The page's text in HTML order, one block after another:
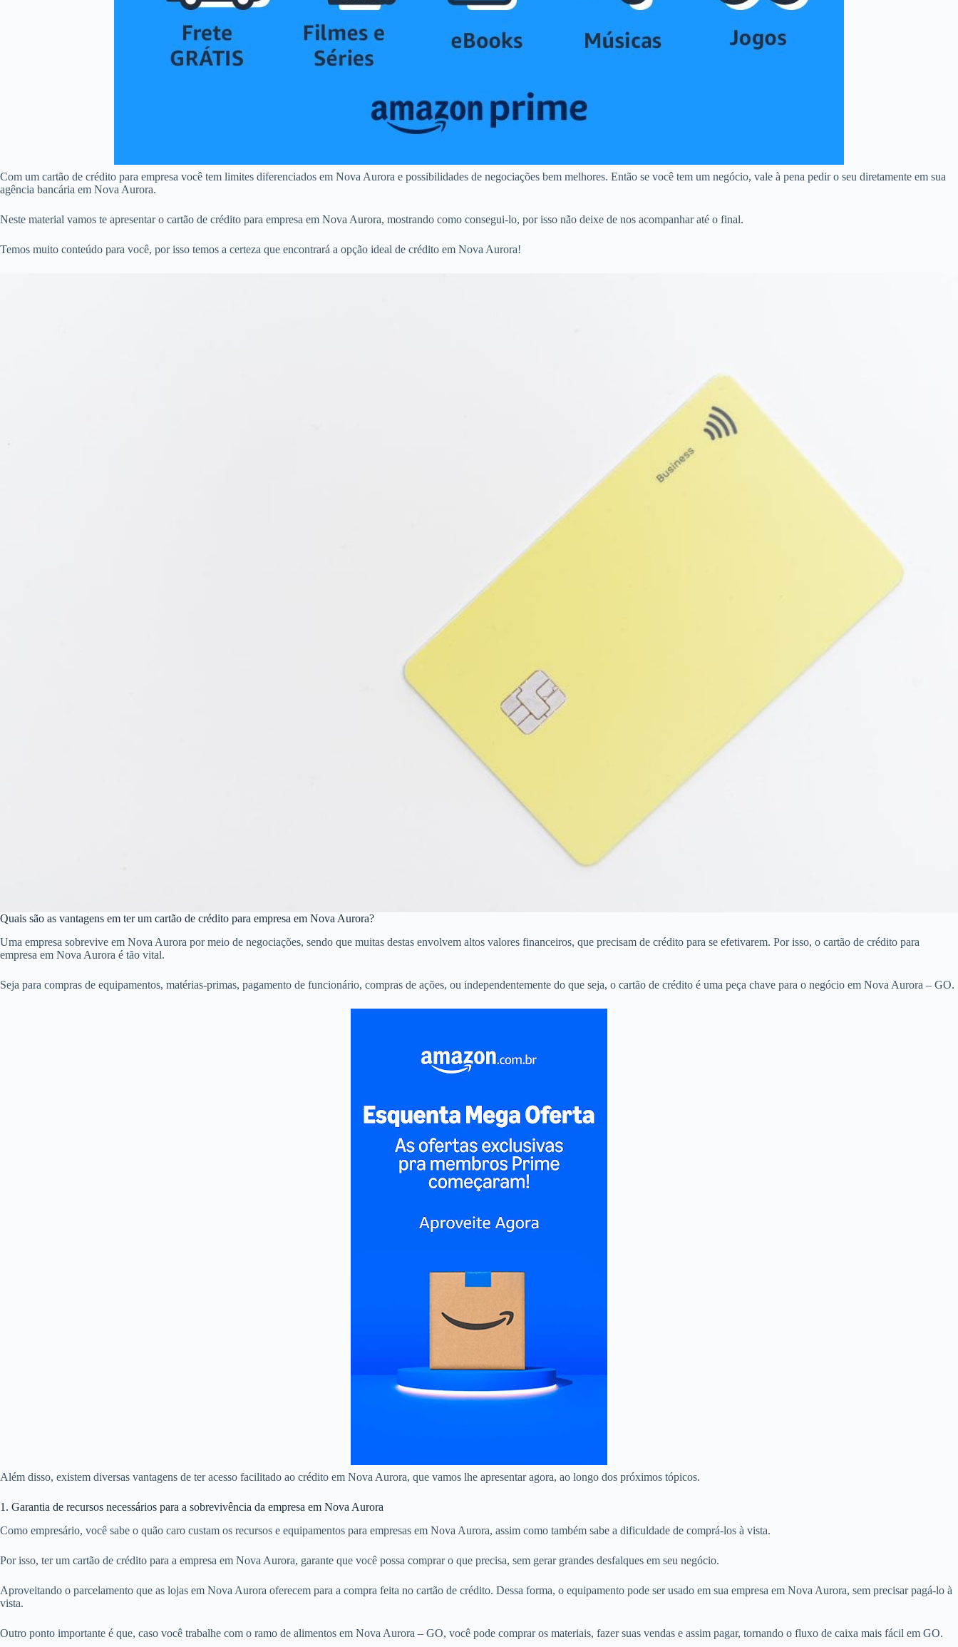
Com um cartão de crédito para empresa você tem limites diferenciados em Nova Aurora e possibilidades de negociações bem melhores. Então se você tem um negócio, vale à pena pedir o seu diretamente em sua
agência bancária em Nova Aurora.
Neste material vamos te apresentar o cartão de crédito para empresa em Nova Aurora, mostrando como consegui-lo, por isso não deixe de nos acompanhar até o final.
Temos muito conteúdo para você, por isso temos a certeza que encontrará a opção ideal de crédito em Nova Aurora!
Quais são as vantagens em ter um cartão de crédito para empresa em Nova Aurora?
Uma empresa sobrevive em Nova Aurora por meio de negociações, sendo que muitas destas envolvem altos valores financeiros, que precisam de crédito para se efetivarem. Por isso, o cartão de crédito para
empresa em Nova Aurora é tão vital.
Seja para compras de equipamentos, matérias-primas, pagamento de funcionário, compras de ações, ou independentemente do que seja, o cartão de crédito é uma peça chave para o negócio em Nova Aurora – GO.
Além disso, existem diversas vantagens de ter acesso facilitado ao crédito em Nova Aurora, que vamos lhe apresentar agora, ao longo dos próximos tópicos.
1. Garantia de recursos necessários para a sobrevivência da empresa em Nova Aurora
Como empresário, você sabe o quão caro custam os recursos e equipamentos para empresas em Nova Aurora, assim como também sabe a dificuldade de comprá-los à vista.
Por isso, ter um cartão de crédito para a empresa em Nova Aurora, garante que você possa comprar o que precisa, sem gerar grandes desfalques em seu negócio.
Aproveitando o parcelamento que as lojas em Nova Aurora oferecem para a compra feita no cartão de crédito. Dessa forma, o equipamento pode ser usado em sua empresa em Nova Aurora, sem precisar pagá-lo à
vista.
Outro ponto importante é que, caso você trabalhe com o ramo de alimentos em Nova Aurora – GO, você pode comprar os materiais, fazer suas vendas e assim pagar, tornando o fluxo de caixa mais fácil em GO.